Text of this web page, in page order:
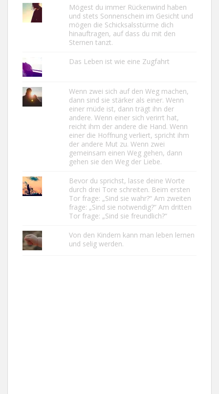
Mögest du immer Rückenwind haben
und stets Sonnenschein im Gesicht und
mögen die Schicksalsstürme dich
hinauftragen, auf dass du mit den
Sternen tanzt.
Das Leben ist wie eine Zugfahrt
Wenn zwei sich auf den Weg machen,
dann sind sie stärker als einer. Wenn
einer müde ist, dann trägt ihn der
andere. Wenn einer sich verirrt hat,
reicht ihm der andere die Hand. Wenn
einer die Hoffnung verliert, spricht ihm
der andere Mut zu. Wenn zwei
gemeinsam einen Weg gehen, dann
gehen sie den Weg der Liebe.
Bevor du sprichst, lasse deine Worte
durch drei Tore schreiten. Beim ersten
Tor frage: „Sind sie wahr?“ Am zweiten
frage: „Sind sie notwendig?“ Am dritten
Tor frage: „Sind sie freundlich?“
Von den Kindern kann man leben lernen
und selig werden.